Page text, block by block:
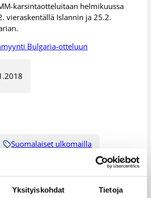
Yksityiskohdat Tietoja
karsintaotteluitaan helmikuussa
vieraskentällä Islannin ja 25.2.
Bulgaria-otteluun
Suomalaiset ulkomailla